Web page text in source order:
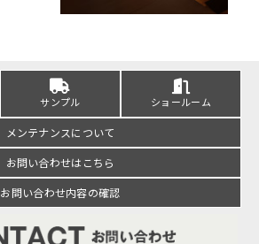
サンプル ショールーム
メンテナンスについて
お問い合わせはこちら
お問い合わせ内容の確認